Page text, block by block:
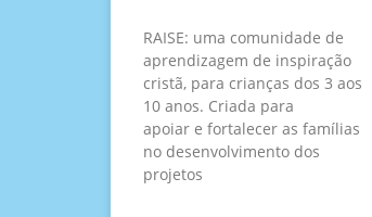
RAISE: uma comunidade de
aprendizagem de inspiração
cristã, para crianças dos 3 aos
10 anos. Criada para
apoiar e fortalecer as famílias
no desenvolvimento dos
projetos